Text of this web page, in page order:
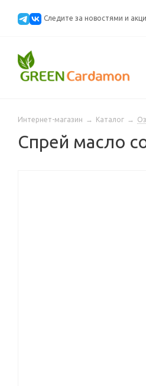
Следите за новостями и
Интернет-магазин → Каталог →
Спрей масло